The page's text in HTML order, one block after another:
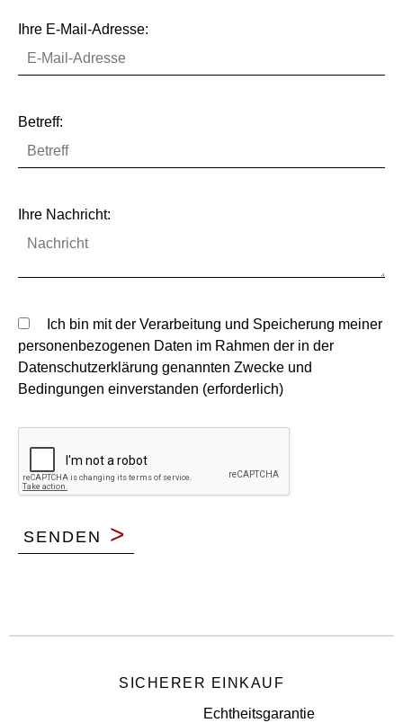
Ihre E-Mail-Adresse:
Betreff:
Ihre Nachricht:
Ich bin mit der Verarbeitung und Speicherung meiner
personenbezogenen Daten im Rahmen der in der
Datenschutzerklärung genannten Zwecke und
Bedingungen einverstanden (erforderlich)
SENDEN >
SICHERER EINKAUF
Echtheitsgarantie